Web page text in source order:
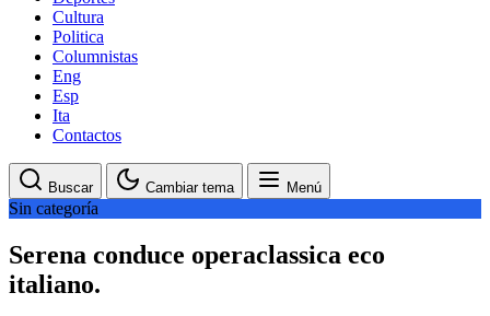
Cultura
Politica
Columnistas
Eng
Esp
Ita
Contactos
Buscar Cambiar tema Menú
Sin categoría
Serena conduce operaclassica eco
italiano.